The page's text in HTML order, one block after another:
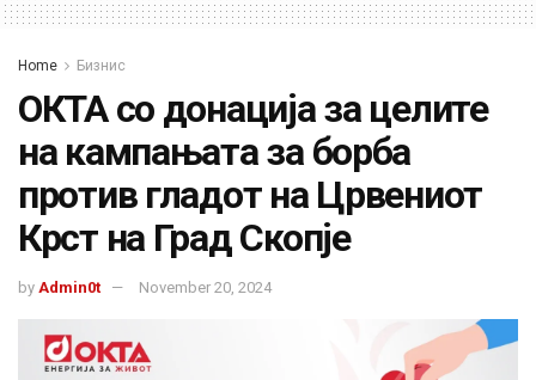
Home Бизнис
ОКТА со донација за целите
на кампањата за борба
против гладот на Црвениот
Крст на Град Скопје
by Admin0t November 20, 2024